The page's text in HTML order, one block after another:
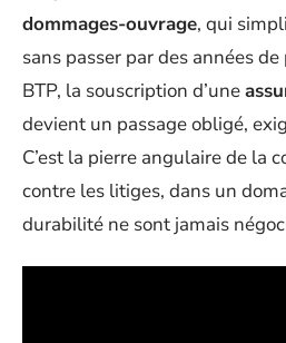
dommages-ouvrage, qui
sans passer par des années
BTP, la souscription d’une
devient un passage obligé,
C’est la pierre angulaire de la
contre les litiges, dans un
durabilité ne sont jamais